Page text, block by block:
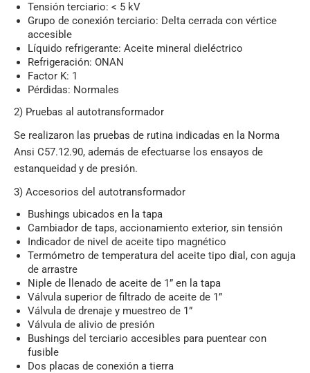
Tensión terciario: < 5 kV
Grupo de conexión terciario: Delta cerrada con vértice
accesible
Líquido refrigerante: Aceite mineral dieléctrico
Refrigeración: ONAN
Factor K: 1
Pérdidas: Normales
2) Pruebas al autotransformador
Se realizaron las pruebas de rutina indicadas en la Norma
Ansi C57.12.90, además de efectuarse los ensayos de
estanqueidad y de presión.
3) Accesorios del autotransformador
Bushings ubicados en la tapa
Cambiador de taps, accionamiento exterior, sin tensión
Indicador de nivel de aceite tipo magnético
Termómetro de temperatura del aceite tipo dial, con aguja
de arrastre
Niple de llenado de aceite de 1” en la tapa
Válvula superior de filtrado de aceite de 1”
Válvula de drenaje y muestreo de 1”
Válvula de alivio de presión
Bushings del terciario accesibles para puentear con
fusible
Dos placas de conexión a tierra